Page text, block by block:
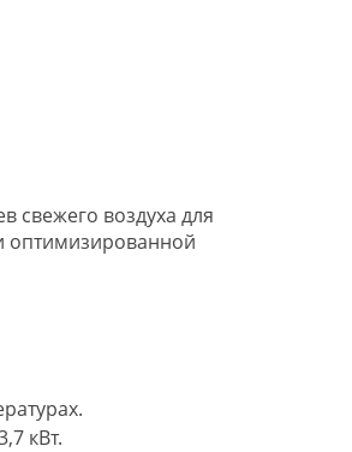
свежего воздуха для
оптимизированной
кВт.